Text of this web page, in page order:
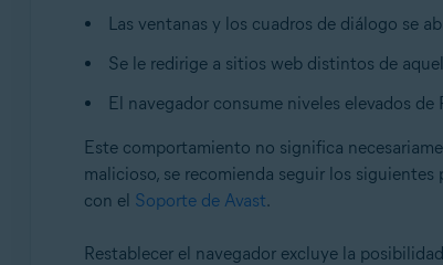
Avast Premium Security 20.x para Windows
Sistemas operativos:
Microsoft Windows 10 Home/Pro/Enterprise/
Microsoft Windows 8.1/Pro/Enterprise - 32 o 64
Microsoft Windows 8/Pro/Enterprise - 32 o 64
Las ventanas y los cuadros de diálogo se
Se le redirige a sitios web distintos de
El navegador consume niveles elevados
Este comportamiento no significa
malicioso, se recomienda seguir los
con el Soporte de Avast.
Restablecer el navegador excluye la